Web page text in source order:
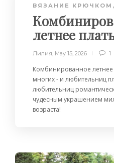
ВЯЗАНИЕ КРЮЧКОМ ,
летнее
Лилия May 15, 2026 1
Комбинированное летнее
многих - и любительниц
любительниц
чудесным украшением
возраста!